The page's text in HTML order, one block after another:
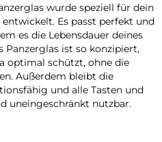
wurde speziell für dein
entwickelt. Es passt perfekt und
es die Lebensdauer deines
Panzerglas ist so konzipiert,
optimal schützt, ohne die
Außerdem bleibt die
und alle Tasten und
uneingeschränkt nutzbar.